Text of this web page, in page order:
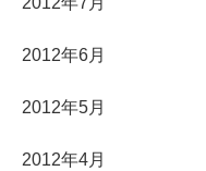
2012年6月
2012年5月
2012年4月